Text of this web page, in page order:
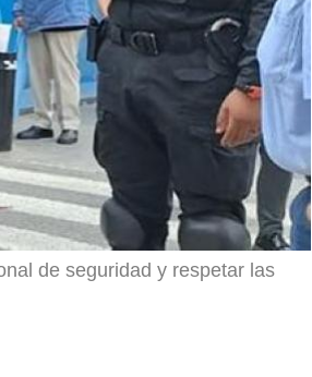
de seguridad y respetar las